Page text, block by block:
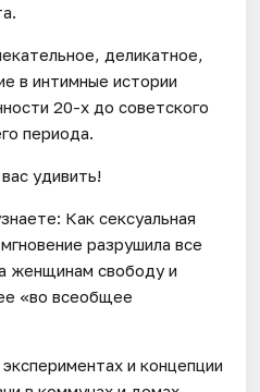
деликатное,
в интимные истории
20-х до советского
периода.
удивить!
Как сексуальная
разрушила все
женщинам свободу и
«во всеобщее
и концепции